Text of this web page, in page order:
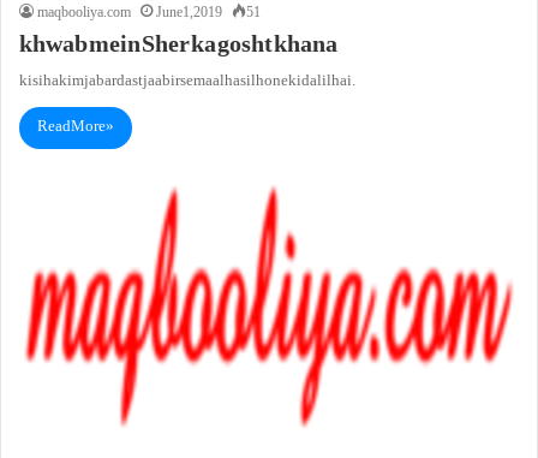
maqbooliya.com June 1, 2019 51
khwab mein Sher ka gosht khana
kisi hakim jabardast jaabir se maal hasil hone ki dalil hai.
Read More »